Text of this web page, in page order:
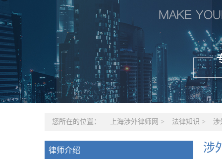
您所在的位置： 上海涉外律师网 > 法律知识 > 涉
律师介绍 涉